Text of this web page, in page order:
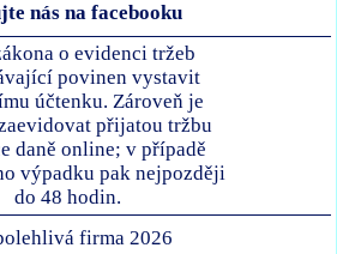
nás na facebooku
o evidenci tržeb
povinen vystavit
účtenku. Zároveň je
přijatou tržbu
daně online; v případě
výpadku pak nejpozději
do 48 hodin.